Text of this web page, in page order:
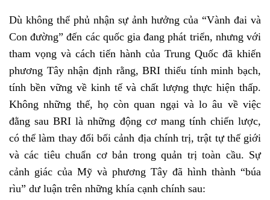
Dù không thể phủ nhận sự ảnh hưởng của “Vành đai và
Con đường” đến các quốc gia đang phát triển, nhưng với
tham vọng và cách tiến hành của Trung Quốc đã khiến
phương Tây nhận định rằng, BRI thiếu tính minh bạch,
tính bền vững về kinh tế và chất lượng thực hiện thấp.
Không những thế, họ còn quan ngại và lo âu về việc
đằng sau BRI là những động cơ mang tính chiến lược,
có thể làm thay đổi bối cảnh địa chính trị, trật tự thế giới
và các tiêu chuẩn cơ bản trong quản trị toàn cầu. Sự
cảnh giác của Mỹ và phương Tây đã hình thành “búa
rìu” dư luận trên những khía cạnh chính sau: